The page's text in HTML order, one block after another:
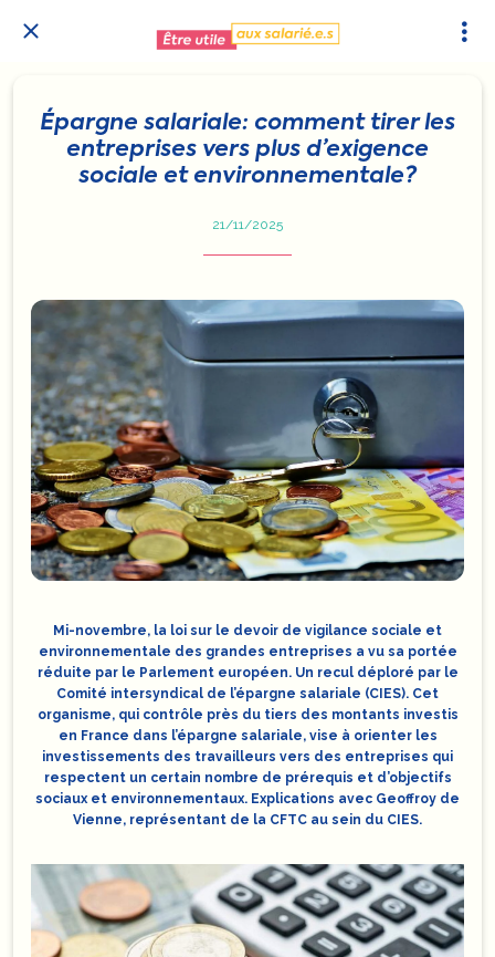
Épargne salariale: comment tirer les
entreprises vers plus d’exigence
sociale et environnementale?
21/11/2025
Mi-novembre, la loi sur le devoir de vigilance sociale et
environnementale des grandes entreprises a vu sa portée
réduite par le Parlement européen. Un recul déploré par le
Comité intersyndical de l’épargne salariale (CIES). Cet
organisme, qui contrôle près du tiers des montants investis
en France dans l’épargne salariale, vise à orienter les
investissements des travailleurs vers des entreprises qui
respectent un certain nombre de prérequis et d’objectifs
sociaux et environnementaux. Explications avec Geoffroy de
Vienne, représentant de la CFTC au sein du CIES.